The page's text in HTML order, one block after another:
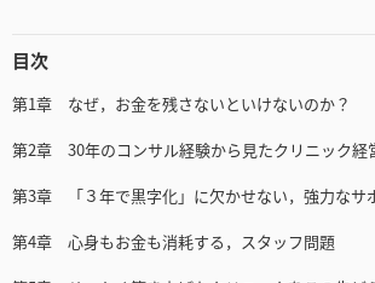
目次
第1章 なぜ，お金を残さないといけないのか？
第2章 30年のコンサル経験から見たクリニック経
第3章 「３年で黒字化」に欠かせない，強力なサ
第4章 心身もお金も消耗する，スタッフ問題